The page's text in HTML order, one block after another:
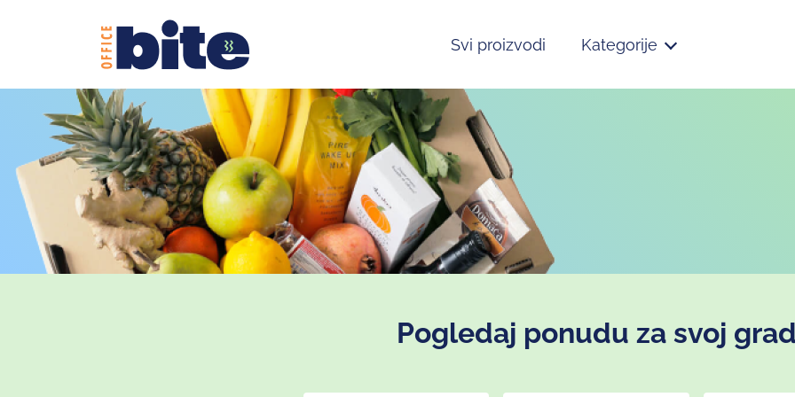
Svi proizvodi Kategorije
Pogledaj ponudu za svoj